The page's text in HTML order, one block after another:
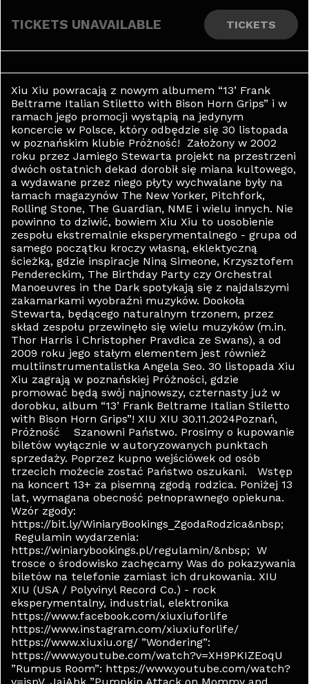
TICKETS UNAVAILABLE TICKETS
Xiu Xiu powracają z nowym albumem “13’ Frank
Beltrame Italian Stiletto with Bison Horn Grips” i w
ramach jego promocji wystąpią na jedynym
koncercie w Polsce, który odbędzie się 30 listopada
w poznańskim klubie Próżność! Założony w 2002
roku przez Jamiego Stewarta projekt na przestrzeni
dwóch ostatnich dekad dorobił się miana kultowego,
a wydawane przez niego płyty wychwalane były na
łamach magazynów The New Yorker, Pitchfork,
Rolling Stone, The Guardian, NME i wielu innych. Nie
powinno to dziwić, bowiem Xiu Xiu to uosobienie
zespołu ekstremalnie eksperymentalnego - grupa od
samego początku kroczy własną, eklektyczną
ścieżką, gdzie inspiracje Niną Simeone, Krzysztofem
Pendereckim, The Birthday Party czy Orchestral
Manoeuvres in the Dark spotykają się z najdalszymi
zakamarkami wyobraźni muzyków. Dookoła
Stewarta, będącego naturalnym trzonem, przez
skład zespołu przewinęło się wielu muzyków (m.in.
Thor Harris i Christopher Pravdica ze Swans), a od
2009 roku jego stałym elementem jest również
multiinstrumentalistka Angela Seo. 30 listopada Xiu
Xiu zagrają w poznańskiej Próżności, gdzie
promować będą swój najnowszy, czternasty już w
dorobku, album “13’ Frank Beltrame Italian Stiletto
with Bison Horn Grips”! XIU XIU 30.11.2024Poznań,
Próżność Szanowni Państwo. Prosimy o kupowanie
biletów wyłącznie w autoryzowanych punktach
sprzedaży. Poprzez kupno wejściówek od osób
trzecich możecie zostać Państwo oszukani. Wstęp
na koncert 13+ za pisemną zgodą rodzica. Poniżej 13
lat, wymagana obecność pełnoprawnego opiekuna.
Wzór zgody:
https://bit.ly/WiniaryBookings_ZgodaRodzica&nbsp;
Regulamin wydarzenia:
https://winiarybookings.pl/regulamin/&nbsp; W
trosce o środowisko zachęcamy Was do pokazywania
biletów na telefonie zamiast ich drukowania. XIU
XIU (USA / Polyvinyl Record Co.) - rock
eksperymentalny, industrial, elektronika
https://www.facebook.com/xiuxiuforlife
https://www.instagram.com/xiuxiuforlife/
https://www.xiuxiu.org/ ”Wondering”:
https://www.youtube.com/watch?v=XH9PKIZEoqU
”Rumpus Room”: https://www.youtube.com/watch?